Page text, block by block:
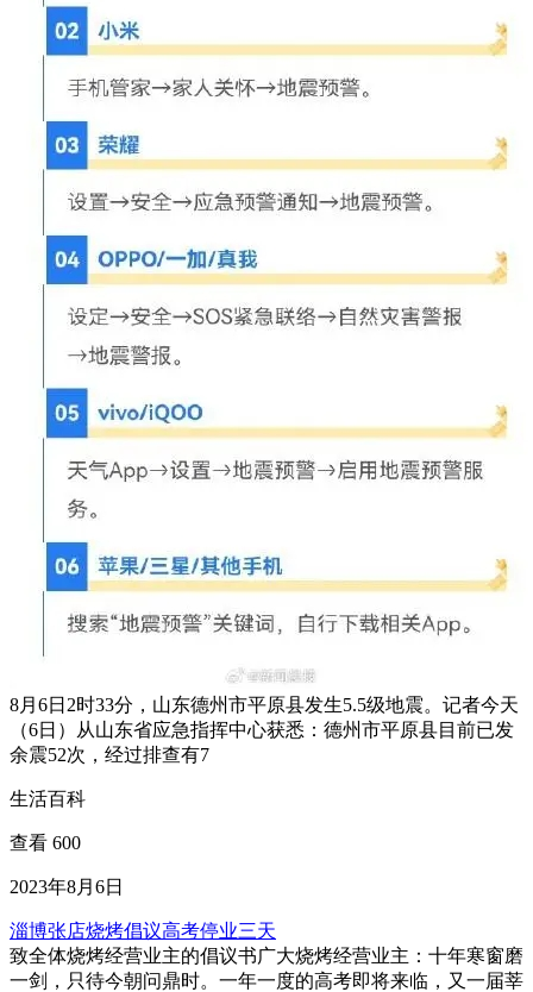
8月6日2时33分，山东德州市平原县发生5.5级地震。记者今天
（6日）从山东省应急指挥中心获悉：德州市平原县目前已发
余震52次，经过排查有7
生活百科
查看 600
2023年8月6日
淄博张店烧烤倡议高考停业三天
致全体烧烤经营业主的倡议书广大烧烤经营业主：十年寒窗磨
一剑，只待今朝问鼎时。一年一度的高考即将来临，又一届莘